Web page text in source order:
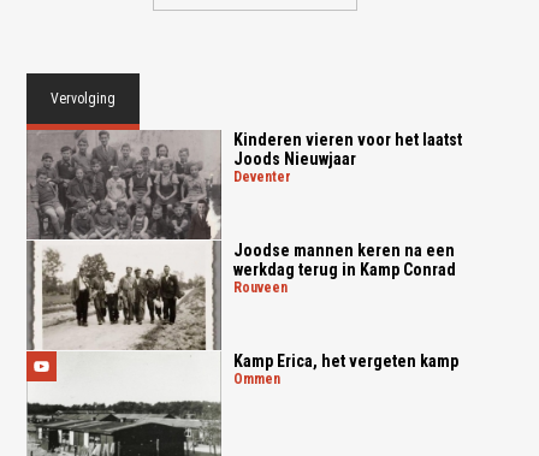
Vervolging
Kinderen vieren voor het laatst
Joods Nieuwjaar
deventer
Joodse mannen keren na een
werkdag terug in Kamp Conrad
rouveen
Kamp Erica, het vergeten kamp
ommen